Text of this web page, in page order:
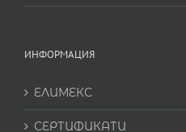
ИНФОРМАЦИЯ
ЕЛИМЕКС
СЕРТИФИКАТИ